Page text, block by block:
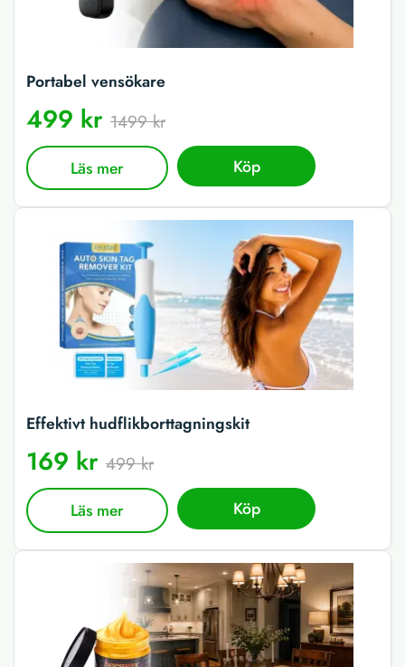
Portabel vensökare
499 kr 1499 kr
Läs mer Köp
Effektivt hudflikborttagningskit
169 kr 499 kr
Läs mer Köp